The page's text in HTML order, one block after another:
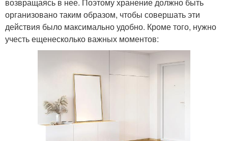
организовано таким образом, чтобы совершать эти
действия было максимально удобно. Кроме того, нужно
учесть ещенесколько важных моментов: